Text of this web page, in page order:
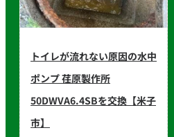
トイレが流れない原因の水中
ポンプ 荏原製作所
50DWVA6.4SBを交換【米子
市】